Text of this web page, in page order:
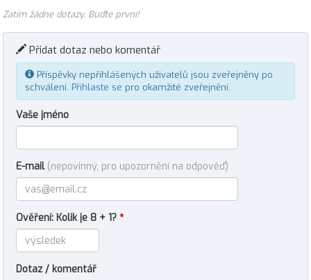
Zatím žádné dotazy. Buďte první!
Přidat dotaz nebo komentář
Příspěvky nepřihlášených uživatelů jsou zveřejněny po
schválení. Přihlaste se pro okamžité zveřejnění.
Vaše jméno
E-mail (nepovinný, pro upozornění na odpověď)
Ověření: Kolik je 8 + 1? *
Dotaz / komentář